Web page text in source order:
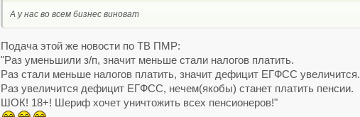
А у нас во всем бизнес виноват
Подача этой же новости по ТВ ПМР:
"Раз уменьшили з/п, значит меньше стали налогов платить.
Раз стали меньше налогов платить, значит дефицит ЕГФСС увеличится.
Раз увеличится дефицит ЕГФСС, нечем(якобы) станет платить пенсии.
ШОК! 18+! Шериф хочет уничтожить всех пенсионеров!"